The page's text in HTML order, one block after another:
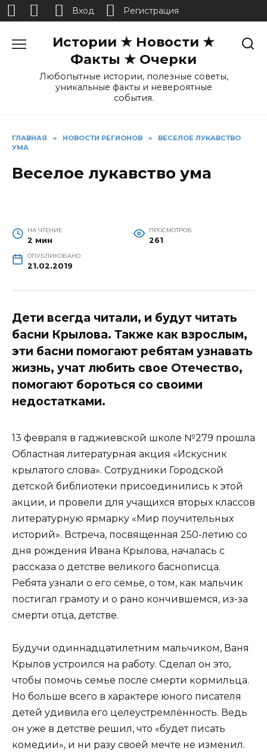
Истории ★ Новости ★
Факты ★ Очерки
Любопытные истории, полезные советы,
уникальные факты и невероятные
события.
ГЛАВНАЯ » НОВОСТИ РЕГИОНОВ »
ВЕСЕЛОЕ ЛУКАВСТВО
УМА
Веселое лукавство ума
НА ЧТЕНИЕ
2 мин
ПРОСМОТРОВ
261
ОПУБЛИКОВАНО
21.02.2019
Дети всегда читали, и будут читать
басни Крылова. Также как взрослым,
эти басни помогают ребятам узнавать
жизнь, учат любить свое Отечество,
помогают бороться со своими
недостатками.
13 февраля в гаджиевской школе №279 прошла
Областная литературная акция «Искусник
крылатого слова». Сотрудники Городской
детской библиотеки присоединились к этой
акции, и провели для учащихся вторых классов
литературную ярмарку «Мир поучительных
историй». Встреча, посвященная 250-летию со
дня рождения Ивана Крылова, началась с
рассказа о детстве великого баснописца.
Ребята узнали о его семье, о том, как мальчик
постигал грамоту и о рано кончившемся, из-за
смерти отца, детстве.
Будучи одиннадцатилетним мальчиком, Ваня
Крылов устроился на работу. Сделал он это,
чтобы помочь семье после смерти кормильца.
Но больше всего в характере юного писателя
детей удивила его целеустремлённость. Ведь
он уже в детстве решил, что «будет писать
комедии», и ни разу своей мечте не изменил.
Вход Регистрация